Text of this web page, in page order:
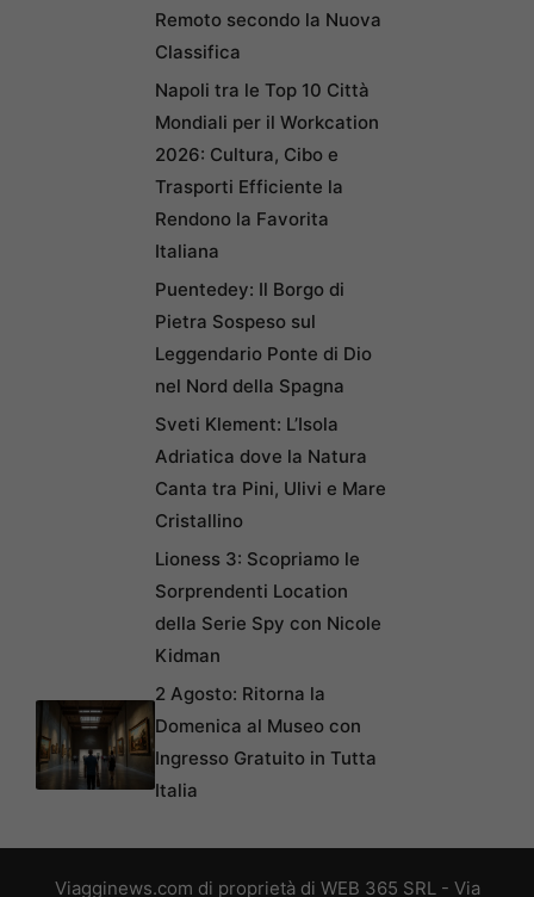
Remoto secondo la Nuova
Classifica
Napoli tra le Top 10 Città
Mondiali per il Workcation
2026: Cultura, Cibo e
Trasporti Efficiente la
Rendono la Favorita
Italiana
Puentedey: Il Borgo di
Pietra Sospeso sul
Leggendario Ponte di Dio
nel Nord della Spagna
Sveti Klement: L’Isola
Adriatica dove la Natura
Canta tra Pini, Ulivi e Mare
Cristallino
Lioness 3: Scopriamo le
Sorprendenti Location
della Serie Spy con Nicole
Kidman
2 Agosto: Ritorna la
Domenica al Museo con
Ingresso Gratuito in Tutta
Italia
Viagginews.com di proprietà di WEB 365 SRL - Via